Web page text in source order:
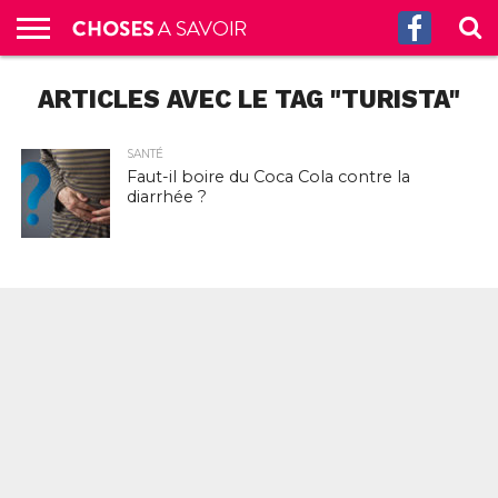
CULTURE
G.
SCIENCES
SANTÉ
HISTOIRE
ÉCONOMIE
INCROYABLE
!
TECH
AUTRES
S’ABONNER
AUX
CONTACT
A
PROPOS
ARTICLES AVEC LE TAG "TURISTA"
SANTÉ
Faut-il boire du Coca Cola contre la
diarrhée ?